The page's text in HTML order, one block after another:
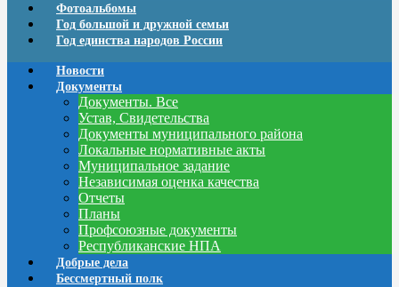
Фотоальбомы
Год большой и дружной семьи
Год единства народов России
Новости
Документы
Документы. Все
Устав, Свидетельства
Документы муниципального района
Локальные нормативные акты
Муниципальное задание
Независимая оценка качества
Отчеты
Планы
Профсоюзные документы
Республиканские НПА
Добрые дела
Бессмертный полк